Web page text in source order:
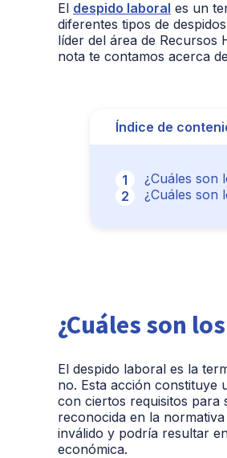
El despido laboral es un
diferentes tipos de
líder del área de Recursos
nota te contamos acerca
Índice de
¿Cuáles son
¿Cuáles son
¿Cuáles son
El despido laboral es la
no. Esta acción constituye
con ciertos requisitos para
reconocida en la
inválido y podría resultar
económica.